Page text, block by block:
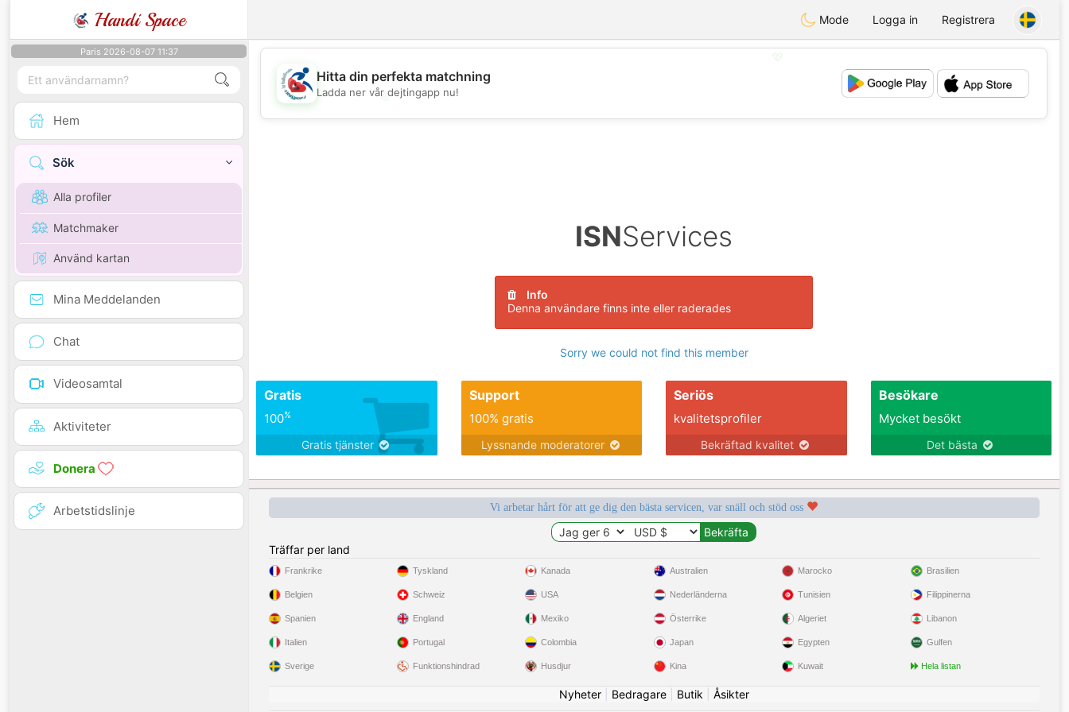
Handi Space Mode Logga in Registrera
Paris 2026-08-07 11:37
Hem
Sök
Alla profiler
Matchmaker
Använd kartan
Mina Meddelanden
Chat
Videosamtal
Aktiviteter
Donera
Arbetstidslinje
💖
💕
Hitta din perfekta matchning
Ladda ner vår dejtingapp nu!
ISNServices
Info
Denna användare finns inte eller raderades
Sorry we could not find this member
Gratis
100%
Gratis tjänster
Support
100% gratis
Lyssnande moderatorer
Seriös
kvalitetsprofiler
Bekräftad kvalitet
Besökare
Mycket besökt
Det bästa
Vi arbetar hårt för att ge dig den bästa servicen, var snäll och stöd oss
Träffar per land
Frankrike
Belgien
Spanien
Italien
Sverige
Tyskland
Schweiz
England
Portugal
Funktionshindrad
Kanada
USA
Mexiko
Colombia
Husdjur
Australien
Nederländerna
Österrike
Japan
Kina
Marocko
Tunisien
Algeriet
Egypten
Kuwait
Brasilien
Filippinerna
Libanon
Gulfen
Hela listan
Nyheter| Bedragare| Butik Åsikter